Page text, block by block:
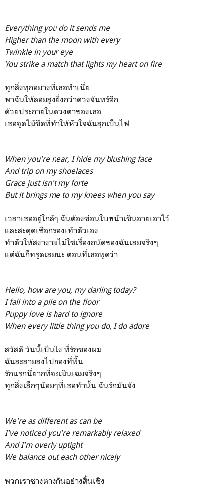
Everything you do it sends me
Higher than the moon with every
Twinkle in your eye
You strike a match that lights my heart on fire
ทุกสิ่งทุกอย่างที่เธอทำเนี่ย
พาฉันให้ลอยสูงยิ่งกว่าดวงจันทร์อีก
ด้วยประกายในดวงตาของเธอ
เธอจุดไม้ขีดที่ทำให้หัวใจฉันลุกเป็นไฟ
When you're near, I hide my blushing face
And trip on my shoelaces
Grace just isn't my forte
But it brings me to my knees when you say
เวลาเธออยู่ใกล้ๆ ฉันต้องซ่อนใบหน้าเขินอายเอาไว้
และสะดุดเชือกรองเท้าตัวเอง
ทำตัวให้สง่างามไม่ใช่เรื่องถนัดของฉันเลยจริงๆ
แต่ฉันก็ทรุดเลยนะ ตอนที่เธอพูดว่า
Hello, how are you, my darling today?
I fall into a pile on the floor
Puppy love is hard to ignore
When every little thing you do, I do adore
สวัสดี วันนี้เป็นไง ที่รักของผม
ฉันละลายลงไปกองที่พื้น
รักแรกนี่ยากที่จะเมินเฉยจริงๆ
ทุกสิ่งเล็กๆน้อยๆที่เธอทำนั้น ฉันรักมันจัง
We're as different as can be
I've noticed you're remarkably relaxed
And I'm overly uptight
We balance out each other nicely
พวกเราช่างต่างกันอย่างสิ้นเชิง